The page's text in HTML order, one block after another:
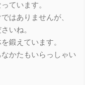
ています。
はありませんが、
いね。
鍛えています。
かたもいらっしゃい